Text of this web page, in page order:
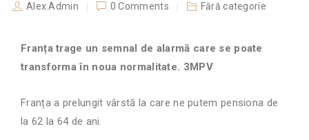
Alex.Admin 0 Comments Fără categorie
Franța trage un semnal de alarmă care se poate
transforma în noua normalitate. 3MPV
Franța a prelungit vârstă la care ne putem pensiona de
la 62 la 64 de ani.